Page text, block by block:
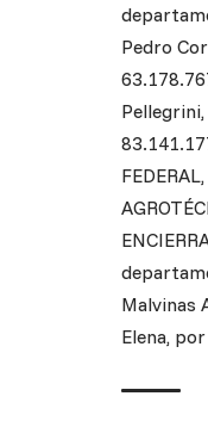
Pedro
Malvinas
Elena,